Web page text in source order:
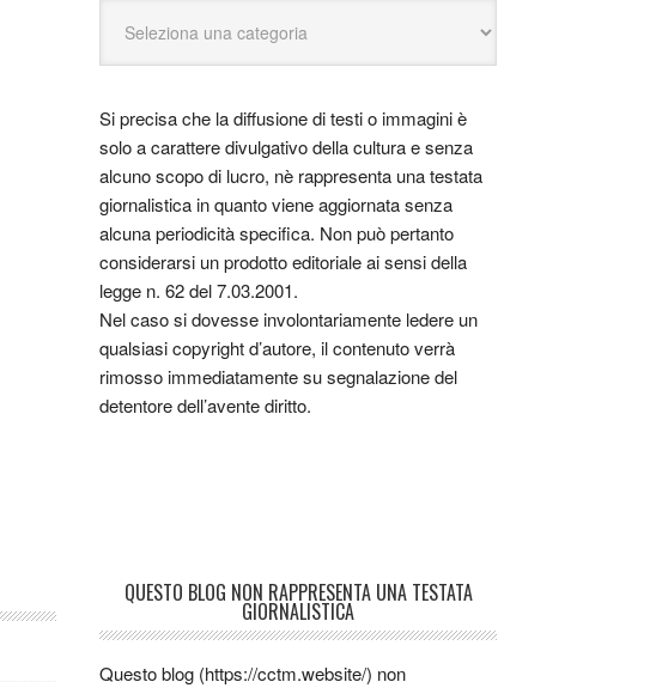
Si precisa che la diffusione di testi o immagini è
solo a carattere divulgativo della cultura e senza
alcuno scopo di lucro, nè rappresenta una testata
giornalistica in quanto viene aggiornata senza
alcuna periodicità specifica. Non può pertanto
considerarsi un prodotto editoriale ai sensi della
legge n. 62 del 7.03.2001.
Nel caso si dovesse involontariamente ledere un
qualsiasi copyright d’autore, il contenuto verrà
rimosso immediatamente su segnalazione del
detentore dell’avente diritto.
QUESTO BLOG NON RAPPRESENTA UNA TESTATA
GIORNALISTICA
Questo blog (https://cctm.website/) non